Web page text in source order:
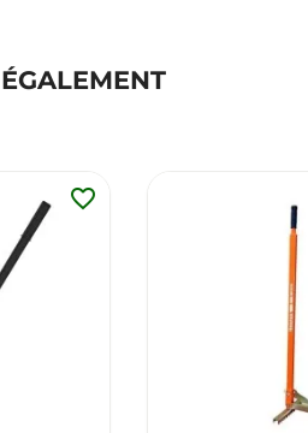
favorite_border